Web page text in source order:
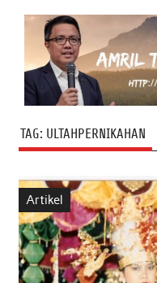
TAG: ULTAHPERNIKAHAN
Artikel